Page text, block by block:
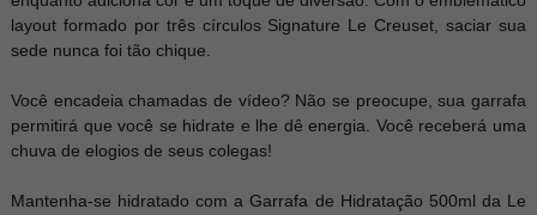
layout formado por três círculos Signature Le Creuset, saciar sua
sede nunca foi tão chique.
Você encadeia chamadas de vídeo? Não se preocupe, sua garrafa
permitirá que você se hidrate e lhe dê energia. Você receberá uma
chuva de elogios de seus colegas!
Mantenha-se hidratado com a Garrafa de Hidratação 500ml da Le